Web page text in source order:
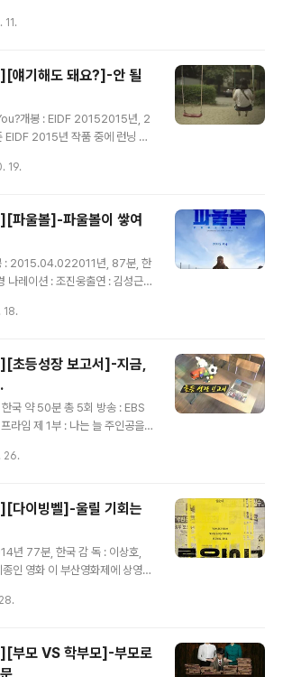
인간을 괴롭혀온 수많..
아이들은 많은 위험에 노출되어
들 정도로 가혹하다고 생각하
든 아니든, 어린 나이에 부모 손
을 보는 건 어렵다. 나 역시 두 아
에 아이들의 유아시기를 지내왔
11.
기해도 돼요?]-안 될
개봉 : EIDF 20152015년, 2
EIDF 2015년 작품 중에 런닝 타
기 속에 울려퍼지는 아이들의 목
내용들을 들으면서 야들이요~~
들에게 맞지만 부모도, 선생님
나, 자신의 가정이 가난하고 자신
하는 아이들...의 목소리를 들으
? 곧 어 전화기 속 아이들과 같은..
19.
울볼]-파울볼이 쌓여
: 2015.04.022011년, 87분, 한
나레이션 : 조진웅출연 : 김성근
서 야구를 아는 사람들에게도 김
야구를 좋아하는 사람들에게는
명했다. 야구를 좋아하는 우리 도
지루한 우리 나라 야구가 그래도
적이 있는데, 이 다큐멘터리에도
다. 그의 특별한 아우라는 재일교
18.
등성장 보고서]-지금,
국 약 50분 총 5회 방송 : EBS
라임 제 1부 : 나는 늘 주인공을
모르겠어요-13세 사춘기제 4부 :
저학년과 고학년을 골고루 키우
활에 대한 기억이라는 것이 내
정보밖에 없으니 사실 조금은 학
방기하고 있는 부모인지도 모르
은 부분을 학교가 마을이 충당..
26.
이빙벨]-울릴 기회는
년 77분, 한국 감 독 : 이상호,
인 영화 이 부산영화제에 상영되
도 드디어 기회가 와서 관람할
지를 묻는 모양새를 띄고 있어 이
과 압박은 현재까지도 이어지고
모 VS 학부모]-부모로